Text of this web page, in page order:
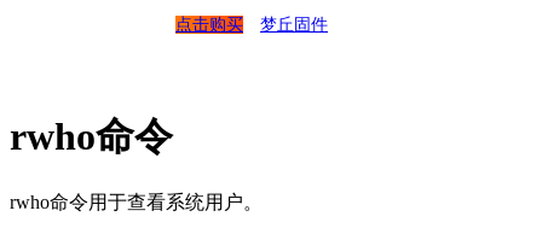
点击购买 梦丘固件
rwho命令
rwho命令用于查看系统用户。